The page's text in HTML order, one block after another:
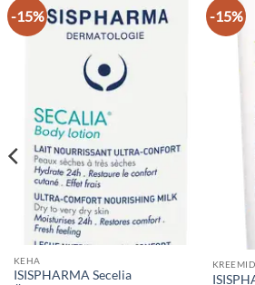
-15%
KEHA
ISISPHARMA Secelia
-15%